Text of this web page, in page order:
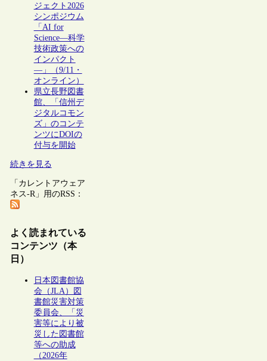
ジェクト2026
シンポジウム
「AI for
Science―科学
技術政策への
インパクト
―」（9/11・
オンライン）
県立長野図書
館、「信州デ
ジタルコモン
ズ」のコンテ
ンツにDOIの
付与を開始
続きを見る
「カレントアウェア
ネス-R」用のRSS：
よく読まれている
コンテンツ（本
日）
日本図書館協
会（JLA）図
書館災害対策
委員会、「災
害等により被
災した図書館
等への助成
（2026年